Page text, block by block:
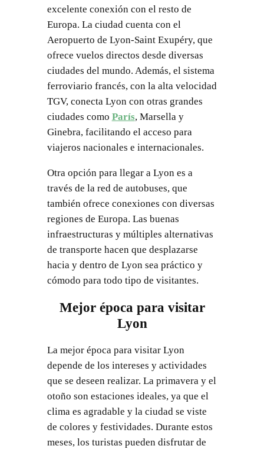
excelente conexión con el resto de
Europa. La ciudad cuenta con el
Aeropuerto de Lyon-Saint Exupéry, que
ofrece vuelos directos desde diversas
ciudades del mundo. Además, el sistema
ferroviario francés, con la alta velocidad
TGV, conecta Lyon con otras grandes
ciudades como París, Marsella y
Ginebra, facilitando el acceso para
viajeros nacionales e internacionales.
Otra opción para llegar a Lyon es a
través de la red de autobuses, que
también ofrece conexiones con diversas
regiones de Europa. Las buenas
infraestructuras y múltiples alternativas
de transporte hacen que desplazarse
hacia y dentro de Lyon sea práctico y
cómodo para todo tipo de visitantes.
Mejor época para visitar
Lyon
La mejor época para visitar Lyon
depende de los intereses y actividades
que se deseen realizar. La primavera y el
otoño son estaciones ideales, ya que el
clima es agradable y la ciudad se viste
de colores y festividades. Durante estos
meses, los turistas pueden disfrutar de